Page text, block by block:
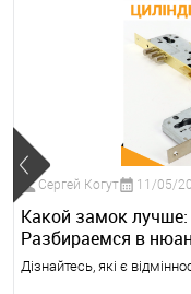
Сергей Когут 11/05/
Какой замок
Разбираемся в
Дізнайтесь, які є